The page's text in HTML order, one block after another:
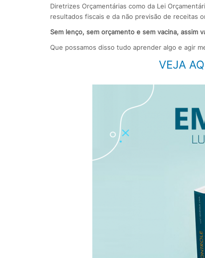
Diretrizes Orçamentárias como da Lei
resultados fiscais e da não previsão de receitas
Sem lenço, sem orçamento e sem vacina, assim
Que possamos disso tudo aprender algo e agir
VEJA